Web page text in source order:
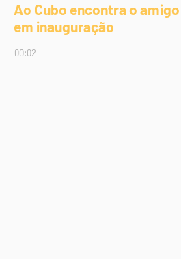
Ao Cubo encontra o
em inauguração
00:02